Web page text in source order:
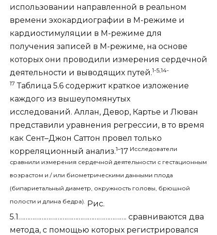
использовании направленной в реальном
времени эхокардиографии в М-режиме и
кардиостимуляции в М-режиме для
получения записей в М-режиме, на основе
которых они проводили измерения сердечной
деятельности и выводящих путей.1-5,14-
17 Таблица 5.6 содержит краткое изложение
каждого из вышеупомянутых
исследований. Аллан, Девор, Картье и Люван
представили уравнения регрессии, в то время
как Сент–Джон Саттон провел только
корреляционный анализ.1–17 Исследователи
сравнили измерения сердечной деятельности с гестационным
возрастом и / или биометрическими данными плода
(бипариетальный диаметр, окружность головы, брюшной
полости и длина бедра). Рис.
5.1……………………………………………………. сравниваются два
метода, с помощью которых регистрировался